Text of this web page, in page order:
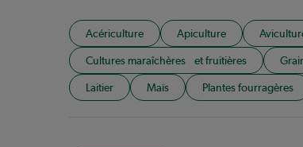
Acériculture Apiculture
Cultures maraîchères et fruitières
Laitier Maïs Plantes fourragères